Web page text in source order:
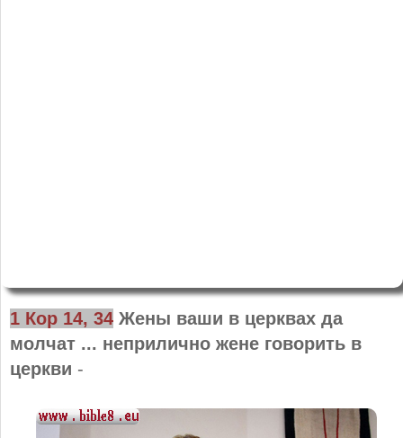
1 Кор 14, 34 Жены ваши в церквах да
молчат ... неприлично жене говорить в
церкви -